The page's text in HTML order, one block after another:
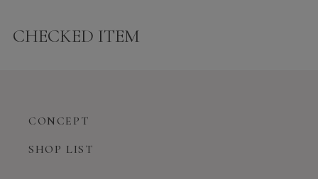
CHECKED ITEM
CONCEPT
SHOP LIST